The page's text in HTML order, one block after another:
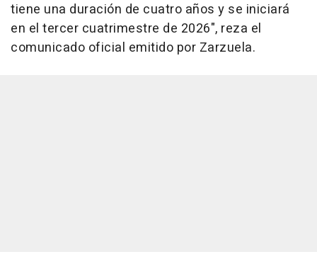
tiene una duración de cuatro años y se iniciará
en el tercer cuatrimestre de 2026", reza el
comunicado oficial emitido por Zarzuela.